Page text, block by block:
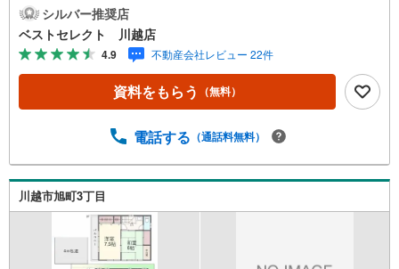
らの田園生活○エコな生活、オール電化住宅です！○陽当た
り良好な南・西・東の三方角地○無駄のない間取り3DK＋カ
ースペース1台分○まったりな空間、掘りごたつ付きの和室
○大型バルコニーで体内時計のリセット日光浴や星空観察
を！【営業時間 9:30-18:00】定休日:基本毎週火曜日上記時
間はお電話が繋がりやすくなっております。ぜひお気軽に
学する（無料）」ボタンよりご希望の日時をご記入いただ
シルバー推奨店
ベストセレクト 川越店
4.9 不動産会社レビュー 22件
資料をもらう （無料）
電話する （通話料無料）
川越市旭町3丁目